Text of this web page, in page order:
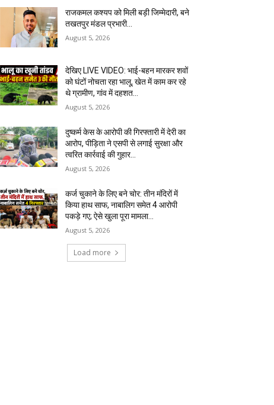
राजकमल कश्यप को मिली बड़ी जिम्मेदारी, बने
तखतपुर मंडल प्रभारी…
August 5, 2026
देखिए LIVE VIDEO: भाई-बहन मारकर शवों
को घंटों नोचता रहा भालू, खेत में काम कर रहे
थे ग्रामीण, गांव में दहशत…
August 5, 2026
दुष्कर्म केस के आरोपी की गिरफ्तारी में देरी का
आरोप, पीड़िता ने एसपी से लगाई सुरक्षा और
त्वरित कार्रवाई की गुहार…
August 5, 2026
कर्ज चुकाने के लिए बने चोर: तीन मंदिरों में
किया हाथ साफ, नाबालिग समेत 4 आरोपी
पकड़े गए; ऐसे खुला पूरा मामला…
August 5, 2026
Load more